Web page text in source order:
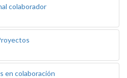
colaborador
en colaboración